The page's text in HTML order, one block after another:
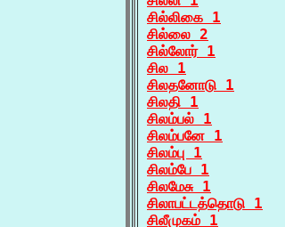
சில்லிகை 1
சில்லை 2
சில்லோர் 1
சில 1
சிலதனோடு 1
சிலதி 1
சிலம்பல் 1
சிலம்பனே 1
சிலம்பு 1
சிலம்பே 1
சிலமேசு 1
சிலாபட்டத்தொடு 1
சிலீமுகம் 1